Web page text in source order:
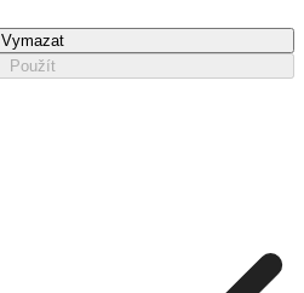
Vymazat
Použít